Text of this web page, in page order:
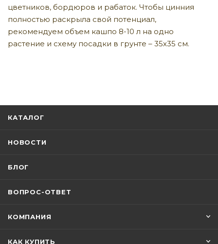
цветников, бордюров и рабаток. Чтобы цинния
полностью раскрыла свой потенциал,
рекомендуем объем кашпо 8-10 л на одно
растение и схему посадки в грунте – 35х35 см.
КАТАЛОГ
НОВОСТИ
БЛОГ
ВОПРОС-ОТВЕТ
КОМПАНИЯ
КАК КУПИТЬ